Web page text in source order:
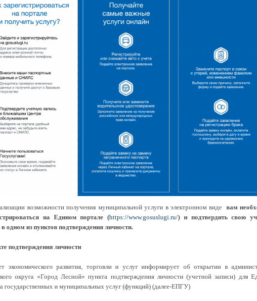
возможности получения муниципальной услуги в электронном виде вам
на Едином портале (https://www.gosuslugi.ru/) и подтвердить свою
в одном из пунктов подтверждения личности.
подтверждения личности
экономического развития, торговли и услуг информирует об открытии в
округа «Город Лесной» пункта подтверждения личности (учетной записи) для
государственных и муниципальных услуг (функций) (далее-ЕПГУ)